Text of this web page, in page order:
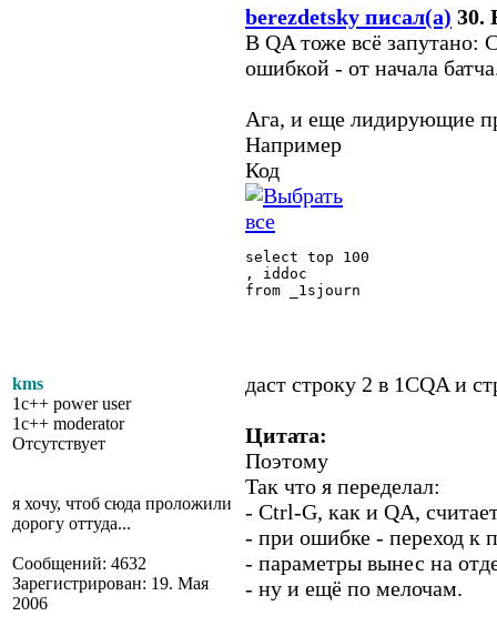
kms
1c++ power user
1c++ moderator
Отсутствует
я хочу, чтоб сюда проложили
дорогу оттуда...
Сообщений: 4632
Зарегистрирован: 19. Мая
2006
berezdetsky писал(а) 30.
В QA тоже всё запутано:
ошибкой - от начала
Ага, и еще лидирующие
Например
Код
select top 100
, iddoc
from _1sjourn
даст строку 2 в 1CQA и
Цитата:
Поэтому
Так что я переделал:
- Ctrl-G, как и QA,
- при ошибке - переход к
- параметры вынес на
- ну и ещё по мелочам.